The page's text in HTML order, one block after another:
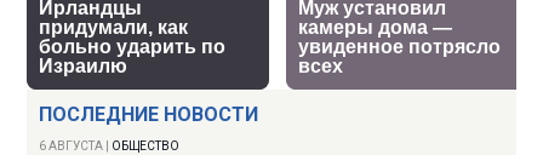
ПОСЛЕДНИЕ НОВОСТИ
6 АВГУСТА ОБЩЕСТВО